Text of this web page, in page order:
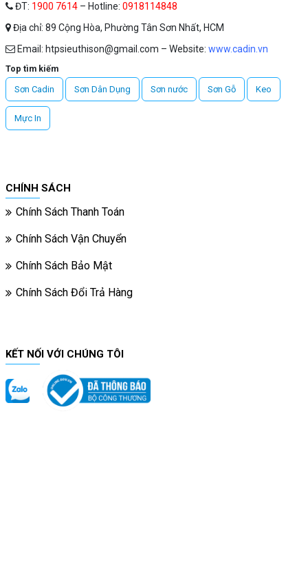
ĐT: 1900 7614 – Hotline: 0918114848
Địa chỉ: 89 Cộng Hòa, Phường Tân Sơn Nhất, HCM
Email: htpsieuthison@gmail.com – Website: www.cadin.vn
Top tìm kiếm
Sơn Cadin
Sơn Dân Dụng Sơn nước Sơn Gỗ Keo
Mực In
CHÍNH SÁCH
Chính Sách Thanh Toán
Chính Sách Vận Chuyển
Chính Sách Bảo Mật
Chính Sách Đổi Trả Hàng
KẾT NỐI VỚI CHÚNG TÔI